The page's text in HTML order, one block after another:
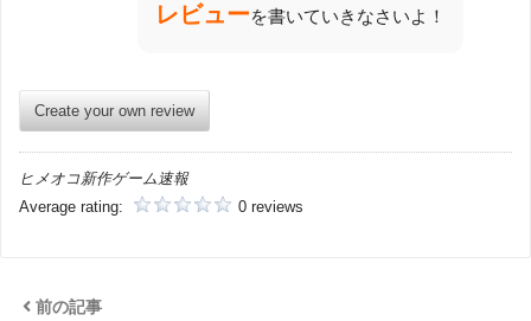
レビューを書いていきなさいよ！
Create your own review
ヒメオコ新作ゲーム速報
Average rating:
0 reviews
前の記事